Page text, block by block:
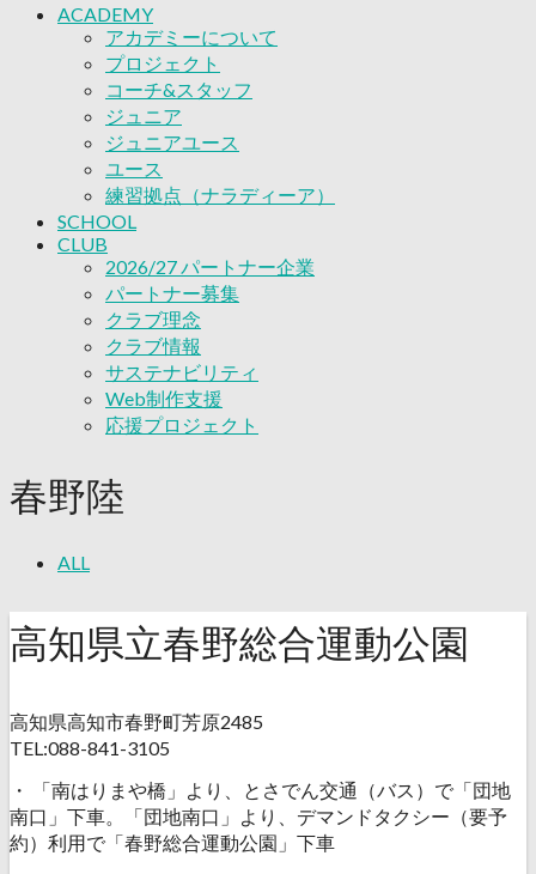
ACADEMY
アカデミーについて
プロジェクト
コーチ&スタッフ
ジュニア
ジュニアユース
ユース
練習拠点（ナラディーア）
SCHOOL
CLUB
2026/27 パートナー企業
パートナー募集
クラブ理念
クラブ情報
サステナビリティ
Web制作支援
応援プロジェクト
春野陸
ALL
高知県立春野総合運動公園
高知県高知市春野町芳原2485
TEL:088-841-3105
・ 「南はりまや橋」より、とさでん交通（バス）で「団地
南口」下車。「団地南口」より、デマンドタクシー（要予
約）利用で「春野総合運動公園」下車